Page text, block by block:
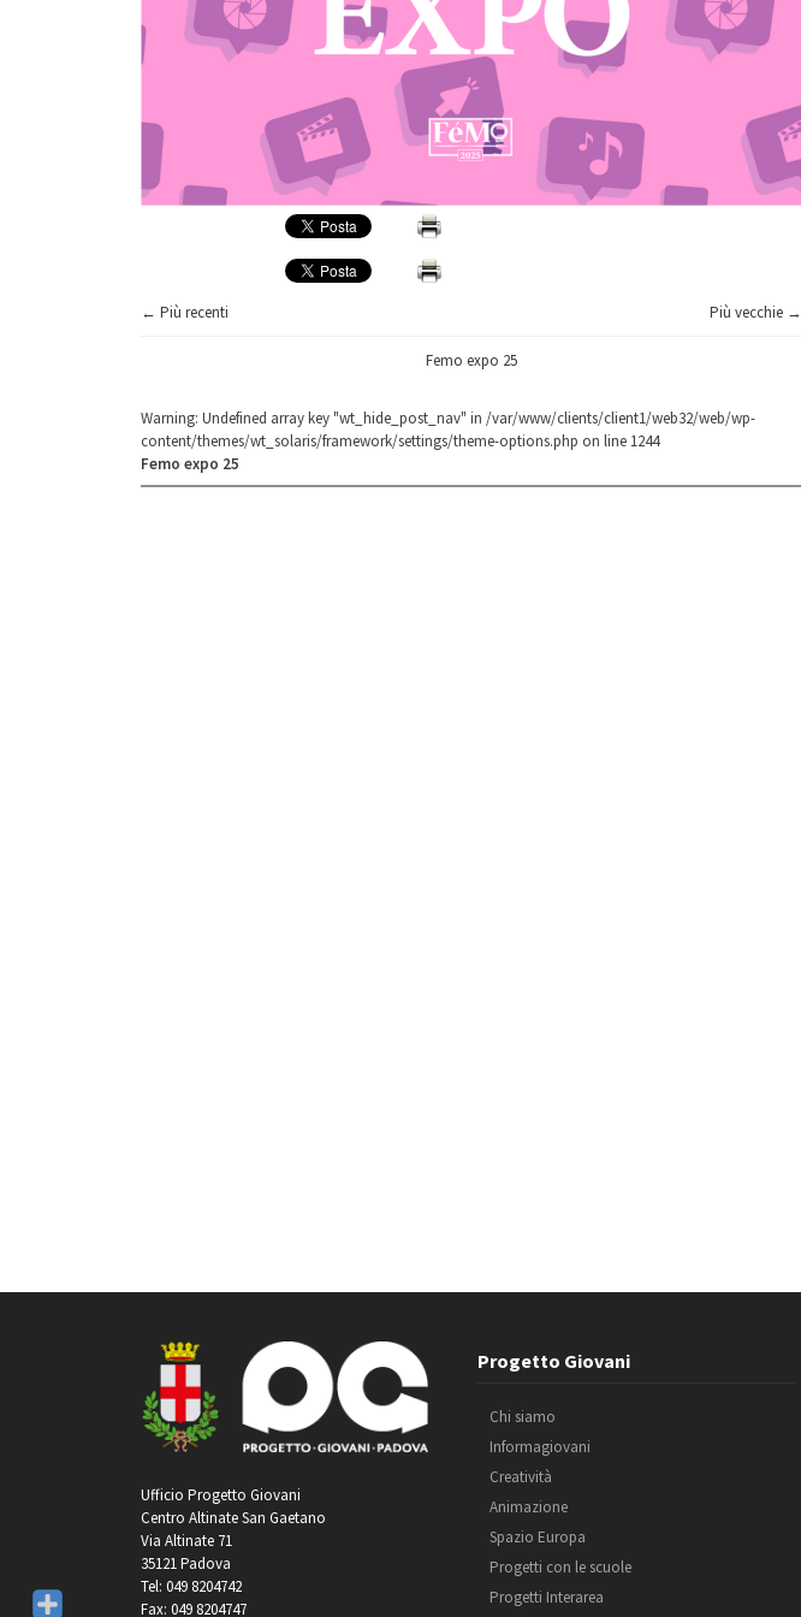
← Più recenti Più vecchie →
Femo expo 25
Warning: Undefined array key "wt_hide_post_nav" in /var/www/clients/client1/web32/web/wp-
content/themes/wt_solaris/framework/settings/theme-options.php on line 1244
Femo expo 25
Ufficio Progetto Giovani
Centro Altinate San Gaetano
Via Altinate 71
35121 Padova
Tel: 049 8204742
Fax: 049 8204747
Progetto Giovani
Chi siamo
Informagiovani
Creatività
Animazione
Spazio Europa
Progetti con le scuole
Progetti Interarea